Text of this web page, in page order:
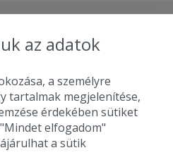
- Diósd
Faloda -
Diósd
Érd Food Box -
az adatok
a személyre
tartalmak megjelenítése,
érdekében sütiket
elfogadom"
a sütik